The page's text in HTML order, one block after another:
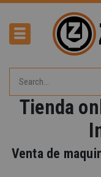
Tienda
Venta de